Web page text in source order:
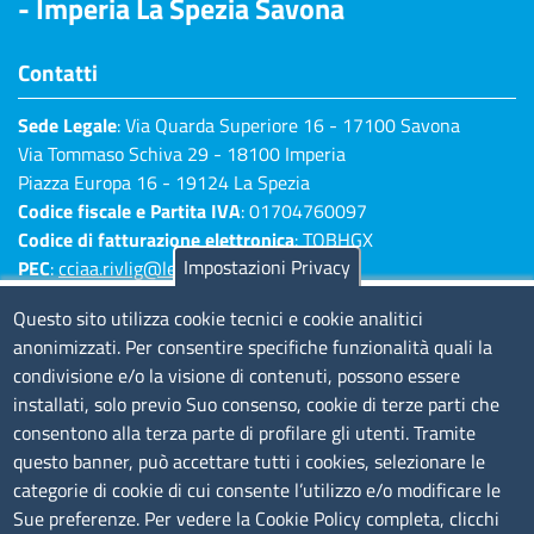
Contatti
Sede Legale: Via Quarda Superiore 16 - 17100 Savona
Via Tommaso Schiva 29 - 18100 Imperia
Piazza Europa 16 - 19124 La Spezia
Codice fiscale e Partita IVA: 01704760097
Codice di fatturazione elettronica: TQBHGX
PEC:cciaa.rivlig@legalmail.it
Imperia 0183 7931 - La Spezia 0187 7281
Amministrazione Trasparente
Consulta tutte le sezioni
Bilanci
Bandi di concorso
Impostazioni Privacy
Questo sito utilizza cookie tecnici e cookie analitici
anonimizzati. Per consentire specifiche funzionalità quali la
condivisione e/o la visione di contenuti, possono essere
installati, solo previo Suo consenso, cookie di terze parti che
consentono alla terza parte di profilare gli utenti. Tramite
questo banner, può accettare tutti i cookies, selezionare le
categorie di cookie di cui consente l’utilizzo e/o modificare le
Sue preferenze. Per vedere la Cookie Policy completa, clicchi